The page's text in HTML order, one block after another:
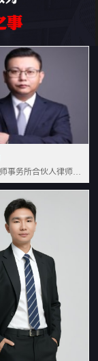
北京万典律师事务所合伙人律师土地房产专业资深律师